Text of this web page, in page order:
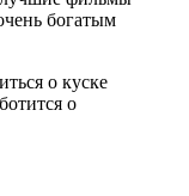
богатым
о куске
о